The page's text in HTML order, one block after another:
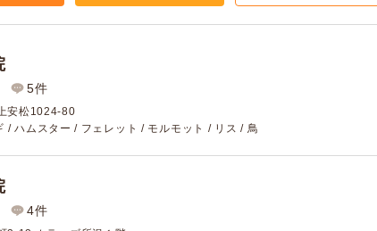
5件
安松1024-80
/ ハムスター / フェレット / モルモット / リス / 鳥
4件